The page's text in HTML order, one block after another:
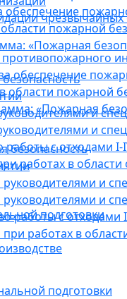
пожарной
«Пожарная
и
и
с отходами I-
работах в
подготовки
чрезвычайных
обеспечение
пожарной
«Пожарная
безопасность
и
и
работы с отходами
работах в
подготовки